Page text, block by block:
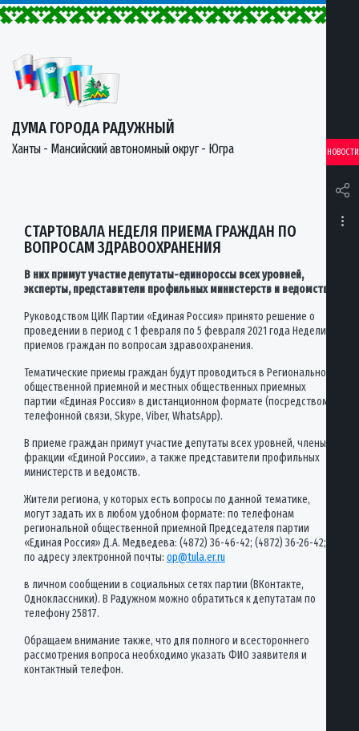
ДУМА ГОРОДА РАДУЖНЫЙ
Ханты - Мансийский автономный округ - Югра НОВОСТИ
СТАРТОВАЛА НЕДЕЛЯ ПРИЕМА ГРАЖДАН ПО
ВОПРОСАМ ЗДРАВООХРАНЕНИЯ
В них примут участие депутаты-единороссы всех уровней,
эксперты, представители профильных министерств и ведомств
Руководством ЦИК Партии «Единая Россия» принято решение о
проведении в период с 1 февраля по 5 февраля 2021 года Недели
приемов граждан по вопросам здравоохранения.
Тематические приемы граждан будут проводиться в Региональной
общественной приемной и местных общественных приемных
партии «Единая Россия» в дистанционном формате (посредством
телефонной связи, Skype, Viber, WhatsApp).
В приеме граждан примут участие депутаты всех уровней, члены
фракции «Единой России», а также представители профильных
министерств и ведомств.
Жители региона, у которых есть вопросы по данной тематике,
могут задать их в любом удобном формате: по телефонам
региональной общественной приемной Председателя партии
«Единая Россия» Д.А. Медведева: (4872) 36-46-42; (4872) 36-26-42;
по адресу электронной почты: op@tula.er.ru
в личном сообщении в социальных сетях партии (ВКонтакте,
Одноклассники). В Радужном можно обратиться к депутатам по
телефону 25817.
Обращаем внимание также, что для полного и всестороннего
рассмотрения вопроса необходимо указать ФИО заявителя и
контактный телефон.